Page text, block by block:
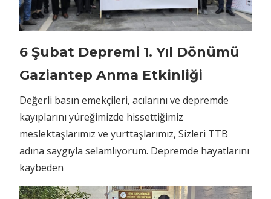
6 Şubat Depremi 1. Yıl Dönümü
Gaziantep Anma Etkinliği
Değerli basın emekçileri, acılarını ve depremde
kayıplarını yüreğimizde hissettiğimiz
meslektaşlarımız ve yurttaşlarımız, Sizleri TTB
adına saygıyla selamlıyorum. Depremde hayatlarını
kaybeden